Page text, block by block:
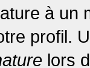
à un
profil.
lors